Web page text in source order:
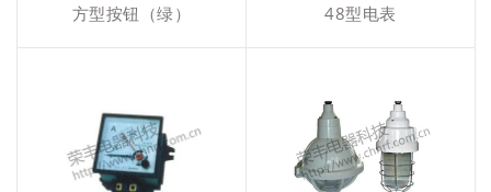
方型按钮（绿） 48型电表